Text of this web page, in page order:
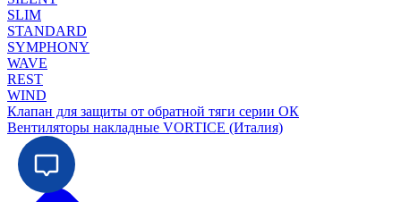
SLIM
STANDARD
SYMPHONY
WAVE
REST
WIND
Клапан для защиты от обратной тяги серии ОК
Вентиляторы накладные VORTICE (Италия)